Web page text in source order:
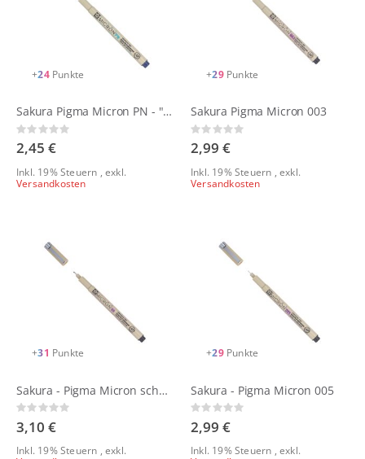
+24 Punkte
Sakura Pigma Micron PN - "Everyday Pen"
Rating:
0%
2,45 €
Inkl. 19% Steuern ,exkl.
Versandkosten
+29 Punkte
Sakura Pigma Micron 003
Rating:
0%
2,99 €
Inkl. 19% Steuern ,exkl.
Versandkosten
+31 Punkte
Sakura - Pigma Micron schwarz verschiedene Stärken
Rating:
0%
3,10 €
Inkl. 19% Steuern ,exkl.
+29 Punkte
Sakura - Pigma Micron 005
Rating:
0%
2,99 €
Inkl. 19% Steuern ,exkl.